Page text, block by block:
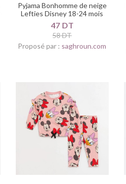
Pyjama Bonhomme de neige
Lefties Disney 18-24 mois
47 DT
58 DT
Proposé par : saghroun.com